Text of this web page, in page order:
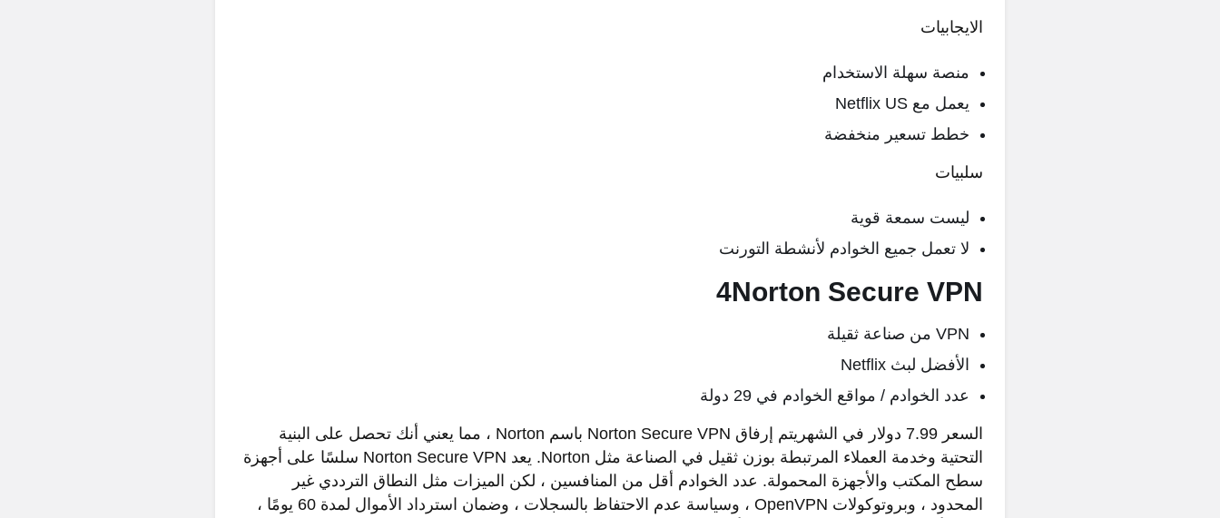
الايجابيات
منصة سهلة الاستخدام
يعمل مع Netflix US
خطط تسعير منخفضة
سلبيات
ليست سمعة قوية
لا تعمل جميع الخوادم لأنشطة التورنت
4Norton Secure VPN
VPN من صناعة ثقيلة
الأفضل لبث Netflix
عدد الخوادم / مواقع الخوادم في 29 دولة
السعر 7.99 دولار في الشهريتم إرفاق Norton Secure VPN باسم Norton ، مما يعني أنك تحصل على البنية
التحتية وخدمة العملاء المرتبطة بوزن ثقيل في الصناعة مثل Norton. يعد Norton Secure VPN سلسًا على أجهزة
سطح المكتب والأجهزة المحمولة. عدد الخوادم أقل من المنافسين ، لكن الميزات مثل النطاق الترددي غير
المحدود ، وبروتوكولات OpenVPN ، وسياسة عدم الاحتفاظ بالسجلات ، وضمان استرداد الأموال لمدة 60 يومًا ،